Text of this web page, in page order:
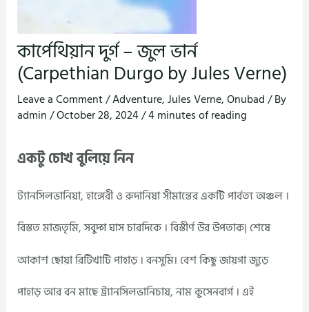
কার্পেথিয়ান দুর্গ – জুল ভার্ন
(Carpethian Durgo by Jules Verne)
Leave a Comment/Adventure,Jules Verne,Onubad/ By
admin/October 28, 2024/4 minutes of reading
একটু চোখ বুলিয়ে নিন
ট্যানসিলভানিয়া, হাঙ্গেরী ও রুদানিয়া সীমান্তের একটি পার্বত্য অঞ্চল ।
বিস্তত মাজতৃমি, সবুদ্গ ঘাস চারদিকে । বিস্তীর্ণ উর উপতাক| শেষে
আকাশ ছোয়া রিটিখাটি পাহাড় । বনসুমি। বেশ কিছু জায়গা জুড়ে
পাহাড় আর বন মাছে ট্র্যানসিলভানিচায়, নাম কুসেনবার্গ । এই